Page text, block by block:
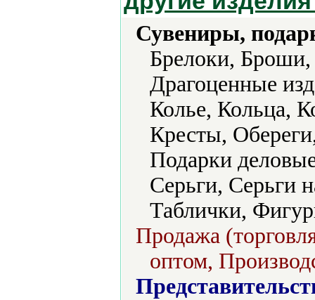
Сувениры,
Брелоки, Броши,
Драгоценные
Колье, Кольца,
Кресты,
Подарки
Серьги, Серьги
Таблички,
Продажа
оптом,